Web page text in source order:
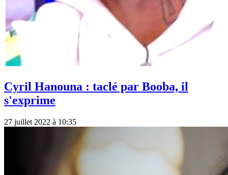
Cyril Hanouna : taclé par Booba, il
s'exprime
27 juillet 2022 à 10:35